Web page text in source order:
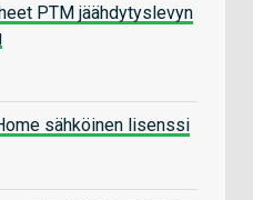
PTM jäähdytyslevyn
sähköinen lisenssi